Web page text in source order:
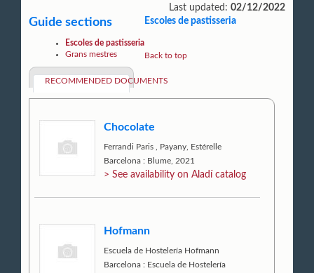
Last updated: 02/12/2022
Guide sections
Escoles de pastisseria
Grans mestres
Escoles de pastisseria
RECOMMENDED DOCUMENTS
Chocolate
Ferrandi Paris
Payany, Estérelle
Barcelona : Blume, 2021
> See availability on Aladí catalog
Hofmann
Escuela de Hostelería Hofmann
Barcelona : Escuela de Hostelería
Back to top